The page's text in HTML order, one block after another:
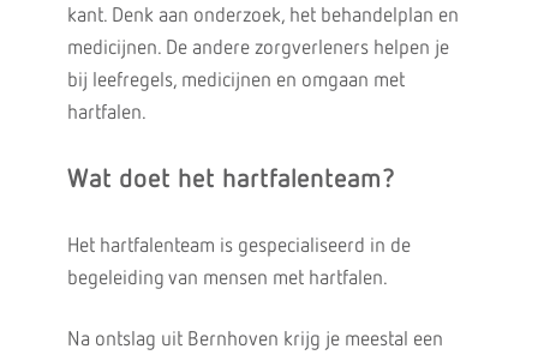
kant. Denk aan onderzoek, het behandelplan en
medicijnen. De andere zorgverleners helpen je
bij leefregels, medicijnen en omgaan met
hartfalen.
Wat doet het hartfalenteam?
Het hartfalenteam is gespecialiseerd in de
begeleiding van mensen met hartfalen.
Na ontslag uit Bernhoven krijg je meestal een